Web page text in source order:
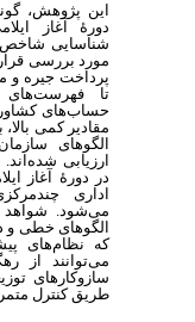
این پژوهش،
دورۀ آغاز
شناسایی
مورد بررسی قرار
پرداخت جیره و
تا فهرست‌های
حساب‌های
مقادیر کمی
الگوهای
ارزیابی شده‌اند.
در دورۀ آغاز
اداری
می‌شود. شواهد
الگوهای خطی و
که نظام‌های
می‌توانند از
سازوکارهای
طریق کنترل متمر